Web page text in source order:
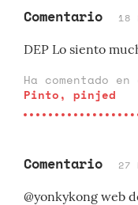
Comentario 18
DEP Lo siento
Ha comentado
Pinto, pinjed
Comentario 27
@yonkykong web